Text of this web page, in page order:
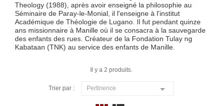
Theology (1988), après avoir enseigné la philosophie au
Séminaire de Paray-le-Monial, il l'enseigne à l'institut
Académique de Théologie de Lugano. Il fut pendant quinze
ans missionnaire à Manille où il se consacra à la sauvegarde
des enfants des rues. Créateur de la Fondation Tulay ng
Kabataan (TNK) au service des enfants de Manille.
Il y a 2 produits.
Trier par : Pertinence 